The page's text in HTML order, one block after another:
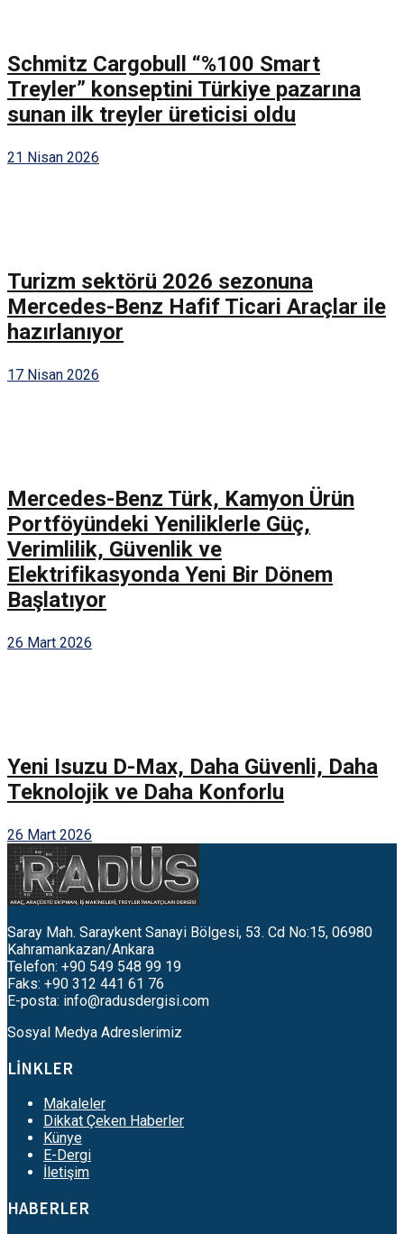
Schmitz Cargobull “%100 Smart
Treyler” konseptini Türkiye pazarına
sunan ilk treyler üreticisi oldu
21 Nisan 2026
Turizm sektörü 2026 sezonuna
Mercedes-Benz Hafif Ticari Araçlar ile
hazırlanıyor
17 Nisan 2026
Mercedes-Benz Türk, Kamyon Ürün
Portföyündeki Yeniliklerle Güç,
Verimlilik, Güvenlik ve
Elektrifikasyonda Yeni Bir Dönem
Başlatıyor
26 Mart 2026
Yeni Isuzu D-Max, Daha Güvenli, Daha
Teknolojik ve Daha Konforlu
26 Mart 2026
Saray Mah. Saraykent Sanayi Bölgesi, 53. Cd No:15, 06980
Kahramankazan/Ankara
Telefon: +90 549 548 99 19
Faks: +90 312 441 61 76
E-posta: info@radusdergisi.com
Sosyal Medya Adreslerimiz
LİNKLER
Makaleler
Dikkat Çeken Haberler
Künye
E-Dergi
İletişim
HABERLER